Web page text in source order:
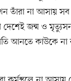
তাঁরা না আসায় সব
দেশেই জন্ম ও
আনতে কাউকে না